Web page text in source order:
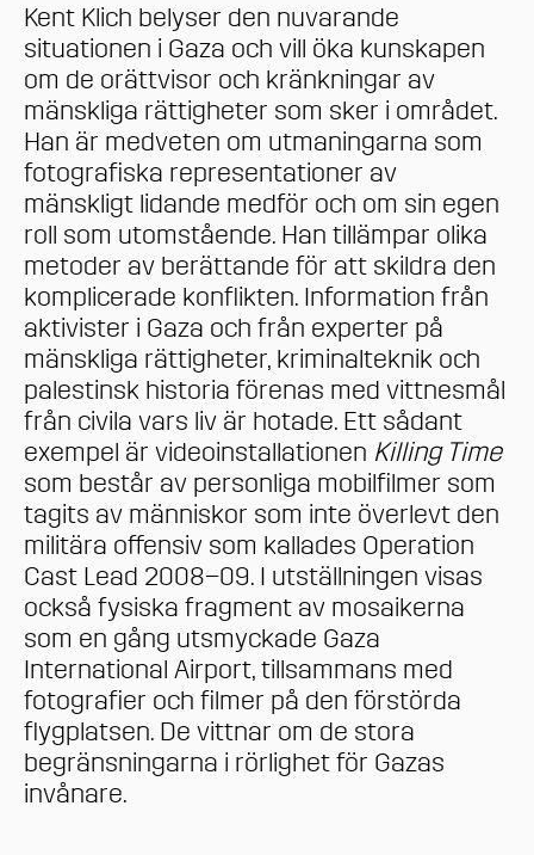
Kent Klich belyser den nuvarande
situationen i Gaza och vill öka kunskapen
om de orättvisor och kränkningar av
mänskliga rättigheter som sker i området.
Han är medveten om utmaningarna som
fotografiska representationer av
mänskligt lidande medför och om sin egen
roll som utomstående. Han tillämpar olika
metoder av berättande för att skildra den
komplicerade konflikten. Information från
aktivister i Gaza och från experter på
mänskliga rättigheter, kriminalteknik och
palestinsk historia förenas med vittnesmål
från civila vars liv är hotade. Ett sådant
exempel är videoinstallationen Killing Time
som består av personliga mobilfilmer som
tagits av människor som inte överlevt den
militära offensiv som kallades Operation
Cast Lead 2008–09. I utställningen visas
också fysiska fragment av mosaikerna
som en gång utsmyckade Gaza
International Airport, tillsammans med
fotografier och filmer på den förstörda
flygplatsen. De vittnar om de stora
begränsningarna i rörlighet för Gazas
invånare.